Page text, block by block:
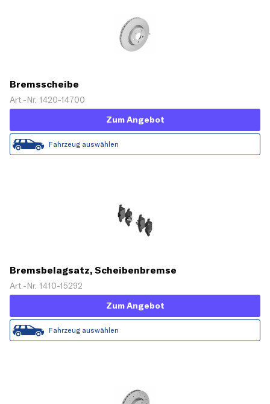
Bremsscheibe
Art.-Nr. 1420-14700
Zum Angebot
Fahrzeug auswählen
Bremsbelagsatz, Scheibenbremse
Art.-Nr. 1410-15292
Zum Angebot
Fahrzeug auswählen